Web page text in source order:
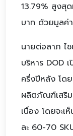
13.79% สูงสุ
บาท ด้วยมูลค่
นายต่อลาภ ไช
บริหาร DOD
ครึ่งปีหลัง โด
ผลิตภัณฑ์เสริ
เนื่อง โดยจะเ
ละ 60-70